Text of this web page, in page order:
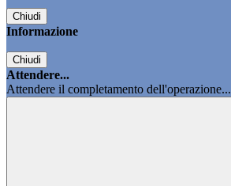
Chiudi
Informazione
Chiudi
Attendere...
Attendere il completamento dell'operazione...